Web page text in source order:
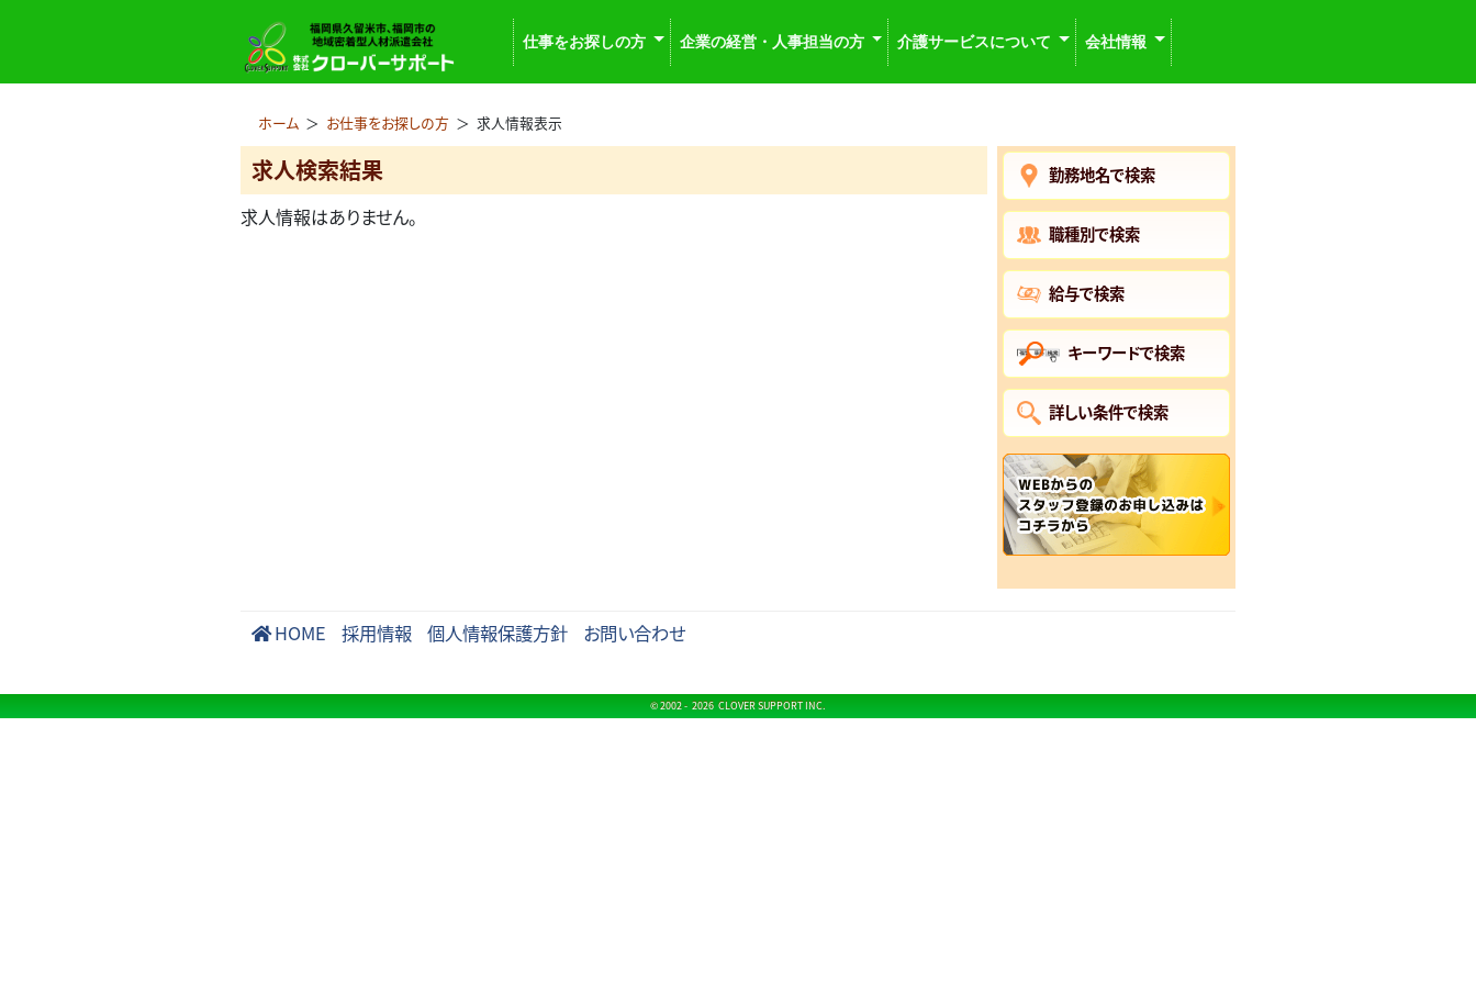
仕事をお探しの方 企業の経営・人事担当の方 介護サービスについて 会社情報
ホーム ＞ お仕事をお探しの方 ＞ 求人情報表示
求人検索結果
求人情報はありません。
勤務地名で検索
職種別で検索
給与で検索
キーワードで検索
詳しい条件で検索
HOME 採用情報 個人情報保護方針 お問い合わせ
© 2002 - 2026 CLOVER SUPPORT INC.